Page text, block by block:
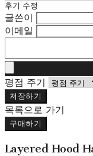
후기 수정
글쓴이
이메일
평점 주기
저장하기
목록으로 가기
구매하기
Layered Hood